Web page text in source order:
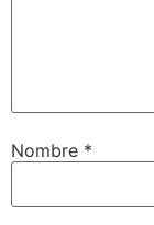
Nombre *